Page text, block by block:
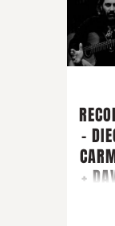
-
+